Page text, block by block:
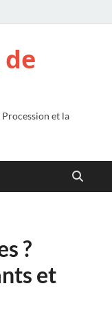
et la
?
et